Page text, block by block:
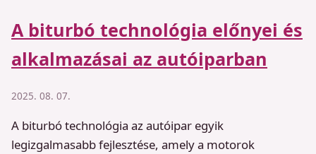
A biturbó technológia előnyei és
alkalmazásai az autóiparban
2025. 08. 07.
A biturbó technológia az autóipar egyik
legizgalmasabb fejlesztése, amely a motorok